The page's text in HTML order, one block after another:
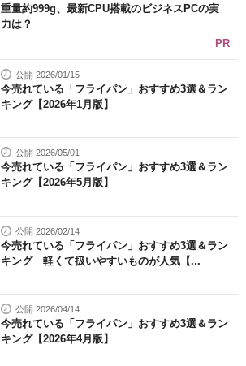
重量約999g、最新CPU搭載のビジネスPCの実
力は？
PR
公開 2026/01/15
今売れている「フライパン」おすすめ3選＆ラン
キング【2026年1月版】
公開 2026/05/01
今売れている「フライパン」おすすめ3選＆ラン
キング【2026年5月版】
公開 2026/02/14
今売れている「フライパン」おすすめ3選＆ラン
キング 軽くて扱いやすいものが人気【...
公開 2026/04/14
今売れている「フライパン」おすすめ3選＆ラン
キング【2026年4月版】